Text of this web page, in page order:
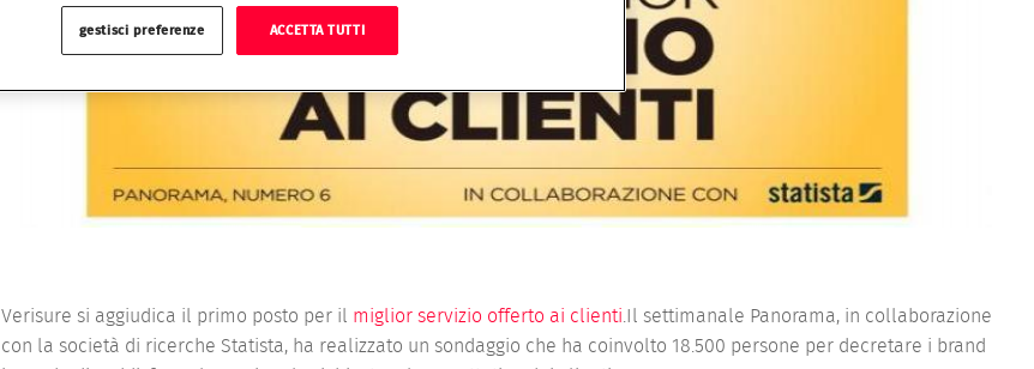
Verisure si aggiudica il primo posto per il miglior servizio offerto ai clienti .Il settimanale Panorama, in collaborazione
con la società di ricerche Statista, ha realizzato un sondaggio che ha coinvolto 18.500 persone per decretare i brand
gestisci preferenze ACCETTA TUTTI